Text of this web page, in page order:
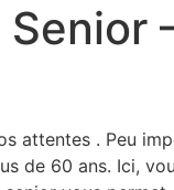
attentes . Peu
de 60 ans. Ici,